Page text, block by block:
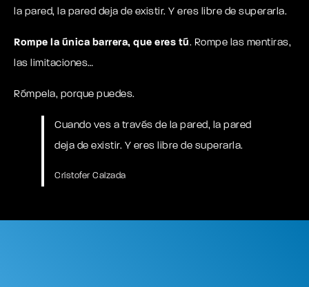
la pared, la pared deja de existir. Y eres libre de superarla.
Rompe la única barrera, que eres tú. Rompe las mentiras,
las limitaciones…
Rómpela, porque puedes.
Cuando ves a través de la pared, la pared
deja de existir. Y eres libre de superarla.
Crístofer Calzada